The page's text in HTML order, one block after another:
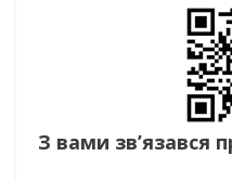
З вами зв’язався